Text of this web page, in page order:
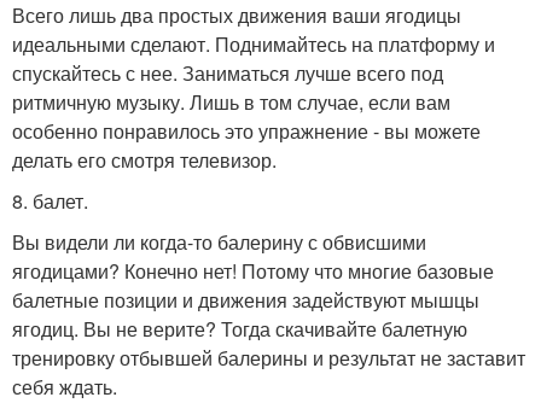
Всего лишь два простых движения ваши ягодицы
идеальными сделают. Поднимайтесь на платформу и
спускайтесь с нее. Заниматься лучше всего под
ритмичную музыку. Лишь в том случае, если вам
особенно понравилось это упражнение - вы можете
делать его смотря телевизор.
8. балет.
Вы видели ли когда-то балерину с обвисшими
ягодицами? Конечно нет! Потому что многие базовые
балетные позиции и движения задействуют мышцы
ягодиц. Вы не верите? Тогда скачивайте балетную
тренировку отбывшей балерины и результат не заставит
себя ждать.